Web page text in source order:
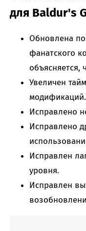
для Baldur's
Обновлена
фанатского
объясняется,
Увеличен
модификаций.
Исправлено
Исправлено
Исправлен
уровня.
Исправлен